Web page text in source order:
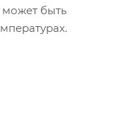
может быть